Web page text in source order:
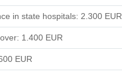
in state hospitals: 2.300 EUR
1.400 EUR
EUR